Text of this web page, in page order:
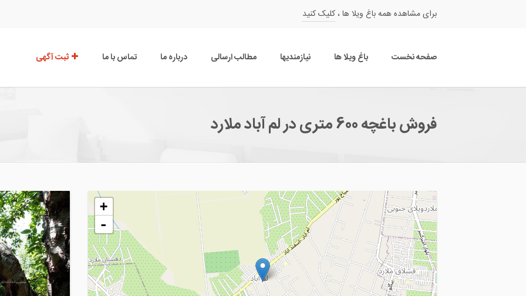
برای مشاهده همه باغ ویلا ها ،کلیک کنید
صفحه نخست باغ ویلا ها نیازمندیها مطالب ارسالی درباره ما تماس با ما ثبت آگهی
فروش باغچه 600 متری در لم آباد ملارد
+
-